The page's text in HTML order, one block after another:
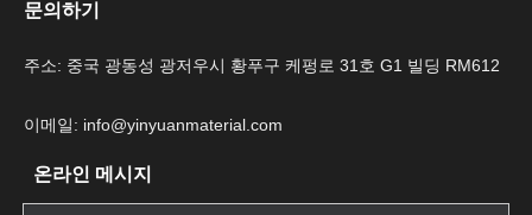
문의하기
주소: 중국 광동성 광저우시 황푸구 케펑로 31호 G1 빌딩 RM612
이메일: info@yinyuanmaterial.com
온라인 메시지